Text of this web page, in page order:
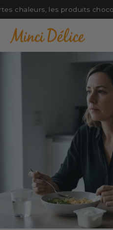
Passer
au
contenu
chaleurs, les produits